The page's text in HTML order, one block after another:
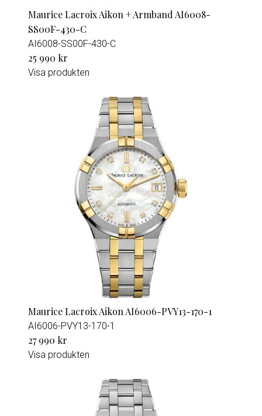
Maurice Lacroix Aikon + Armband AI6008-
SS00F-430-C
AI6008-SS00F-430-C
25 990 kr
Visa produkten
Maurice Lacroix Aikon AI6006-PVY13-170-1
AI6006-PVY13-170-1
27 990 kr
Visa produkten